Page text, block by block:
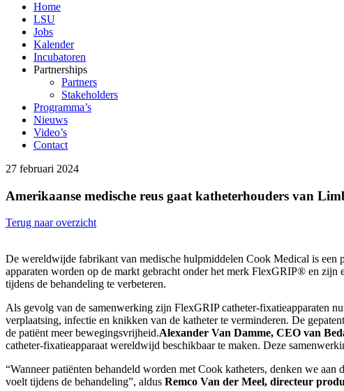
Home
LSU
Jobs
Kalender
Incubatoren
Partnerships
Partners
Stakeholders
Programma’s
Nieuws
Video’s
Contact
27 februari 2024
Amerikaanse medische reus gaat katheterhouders van
Terug naar overzicht
De wereldwijde fabrikant van medische hulpmiddelen Cook Medical is een
apparaten worden op de markt gebracht onder het merk FlexGRIP® en
tijdens de behandeling te verbeteren.
Als gevolg van de samenwerking zijn FlexGRIP catheter-fixatieapparaten
verplaatsing, infectie en knikken van de katheter te verminderen. De
de patiënt meer bewegingsvrijheid.Alexander Van Damme, CEO van
catheter-fixatieapparaat wereldwijd beschikbaar te maken. Deze
“Wanneer patiënten behandeld worden met Cook katheters, denken we
voelt tijdens de behandeling”, aldus Remco Van der Meel, directeur